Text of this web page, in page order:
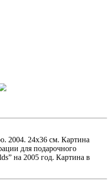
2004. 24х36 см. Картина
для подарочного
на 2005 год. Картина в